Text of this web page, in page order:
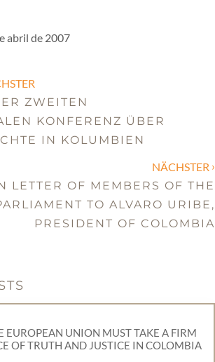
abril de 2007
ZWEITEN
KONFERENZ ÜBER
IN KOLUMBIEN
NÄCHSTER ›
LETTER OF MEMBERS OF THE
TO ALVARO URIBE,
PRESIDENT OF COLOMBIA
EUROPEAN UNION MUST TAKE A FIRM
OF TRUTH AND JUSTICE IN COLOMBIA